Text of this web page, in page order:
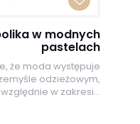
w modnych
pastelach
że moda występuje
odzieżowym,
względnie w zakresi...